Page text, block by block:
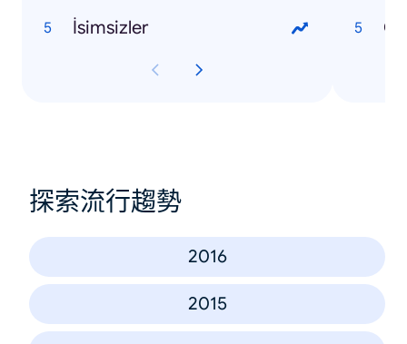
İsimsizler
探索流行趨勢
2016
2015